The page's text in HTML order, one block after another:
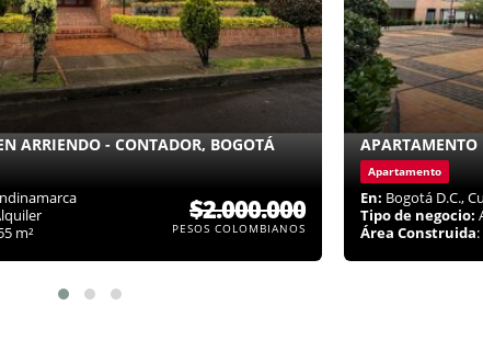
ARRIENDO - CONTADOR, BOGOTÁ
m²
$2.000.000
PESOS COLOMBIANOS
APARTAMENTO
Apartamento
En: Bogotá D.C.,
Tipo de negocio:
Área Construida